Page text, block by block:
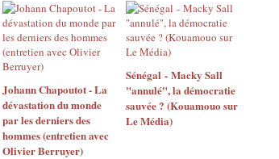
Johann Chapoutot - La
dévastation du monde
par les derniers des
hommes (entretien avec
Olivier Berruyer)
Sénégal - Macky Sall
"annulé", la démocratie
sauvée ? (Kouamouo sur
Le Média)